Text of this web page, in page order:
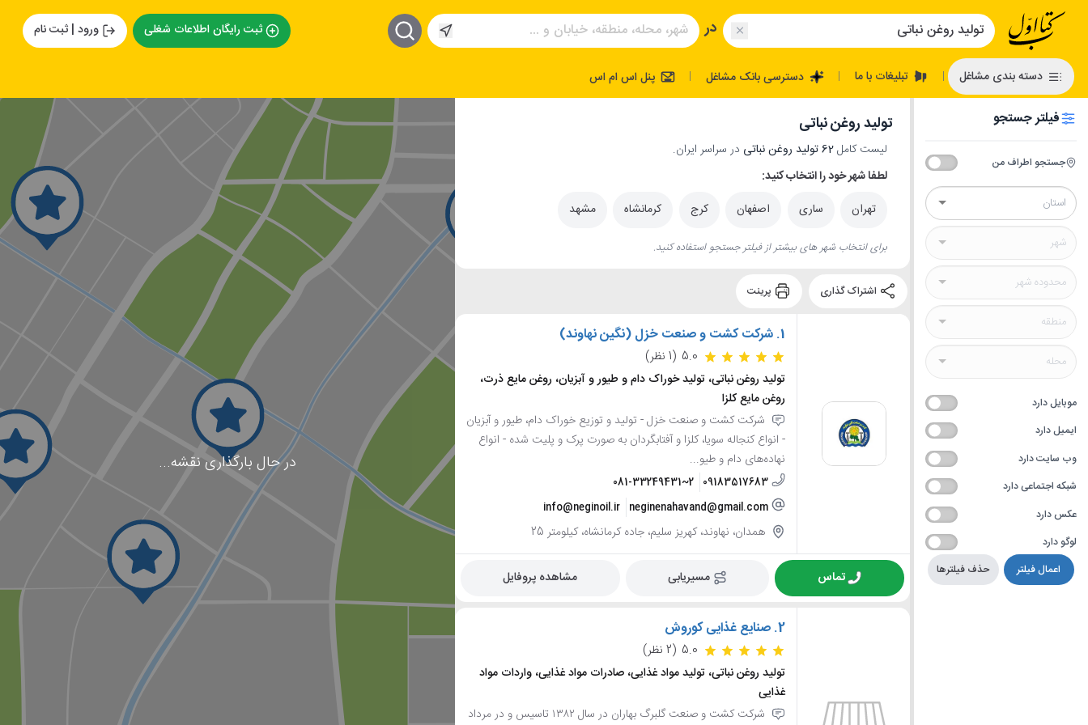
در ثبت رایگان اطلاعات شغلی ورود | ثبت نام
دسته بندی مشاغل | تبلیغات با ما | دسترسی بانک مشاغل | پنل اس ام اس
فیلتر جستجو
جستجو اطراف من
موبایل دارد
ایمیل دارد
وب سایت دارد
شبکه اجتماعی دارد
عکس دارد
لوگو دارد
حذف فیلترها
اعمال فیلتر
تولید روغن نباتی
لیست کامل62 تولید روغن نباتی
در سراسر ایران.
لطفا شهر خود را انتخاب کنید:
تهران
ساری اصفهان کرج کرمانشاه مشهد
برای انتخاب شهر های بیشتر از فیلتر جستجو استفاده کنید.
1. شرکت کشت و صنعت خزل (نگین نهاوند)
5.0 (1 نظر)
تولید روغن نباتی، تولید خوراک دام و طیور و آبزیان، روغن مایع ذرت،
روغن مایع کلزا
شرکت کشت و صنعت خزل - تولید و توزیع خوراک دام، طیور و آبزیان
- انواع کنجاله سویا، کلزا و آفتابگردان به صورت پرک و پلیت شده - انواع
نهاده‌های دام و طیو...
09183517683
081-33249431~2
neginenahavand@gmail.com
info@neginoil.ir
همدان، نهاوند، کهریز سلیم، جاده کرمانشاه، کیلومتر 25
تماس مسیریابی مشاهده پروفایل
2. صنایع غذایی کوروش
5.0 (2 نظر)
تولید روغن نباتی، تولید مواد غذایی، صادرات مواد غذایی، واردات مواد
غذایی
شرکت کشت و صنعت گلبرگ بهاران در سال ۱۳۸۲ تاسیس و در مرداد
در حال بارگذاری نقشه...